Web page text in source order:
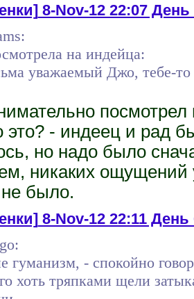
8-Nov-12 22:07 День
на индейца:
уважаемый Джо, тебе-то
посмотрел
это? - индеец и рад
но надо было
никаких ощущений
было.
8-Nov-12 22:11 День
гуманизм, - спокойно
хоть тряпками щели